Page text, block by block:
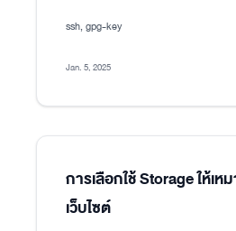
ssh, gpg-key
Jan. 5, 2025
การเลือกใช้ Storage ให้เ
เว็บไซต์